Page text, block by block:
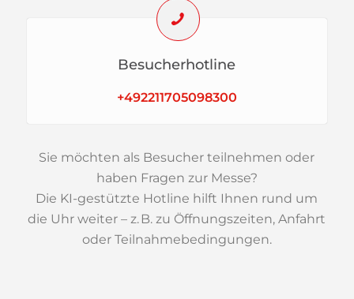
Besucherhotline
+492211705098300
Sie möchten als Besucher teilnehmen oder
haben Fragen zur Messe?
Die KI-gestützte Hotline hilft Ihnen rund um
die Uhr weiter – z. B. zu Öffnungszeiten, Anfahrt
oder Teilnahmebedingungen.